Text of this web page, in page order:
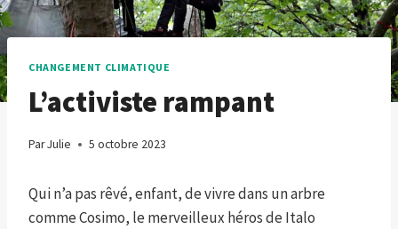
CHANGEMENT CLIMATIQUE
L’activiste rampant
ParJulie 5 octobre 2023
Qui n’a pas rêvé, enfant, de vivre dans un arbre
comme Cosimo, le merveilleux héros de Italo